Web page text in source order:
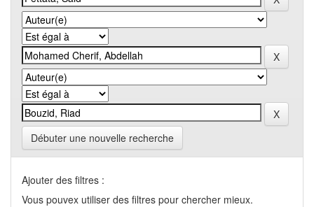
Débuter une nouvelle recherche
Ajouter des filtres :
Vous pouvex utiliser des filtres pour chercher mieux.